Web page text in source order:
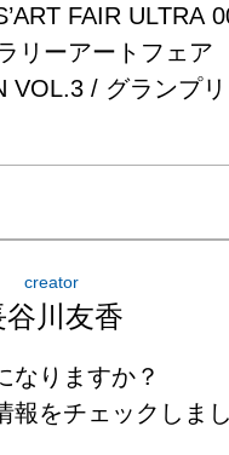
FAIR ULTRA
リーアートフェア
VOL.3 / グランプリ
creator
谷川友香
なりますか？
報をチェックしま